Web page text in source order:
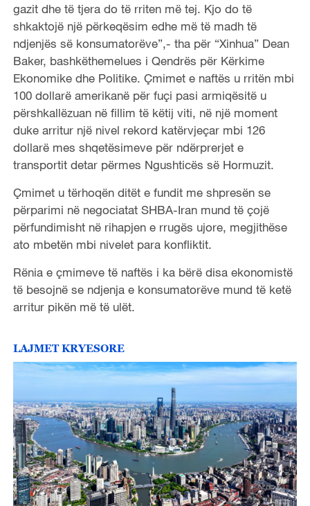
gazit dhe të tjera do të rriten më tej. Kjo do të
shkaktojë një përkeqësim edhe më të madh të
ndjenjës së konsumatorëve”,- tha për “Xinhua” Dean
Baker, bashkëthemelues i Qendrës për Kërkime
Ekonomike dhe Politike. Çmimet e naftës u rritën mbi
100 dollarë amerikanë për fuçi pasi armiqësitë u
përshkallëzuan në fillim të këtij viti, në një moment
duke arritur një nivel rekord katërvjeçar mbi 126
dollarë mes shqetësimeve për ndërprerjet e
transportit detar përmes Ngushticës së Hormuzit.
Çmimet u tërhoqën ditët e fundit me shpresën se
përparimi në negociatat SHBA-Iran mund të çojë
përfundimisht në rihapjen e rrugës ujore, megjithëse
ato mbetën mbi nivelet para konfliktit.
Rënia e çmimeve të naftës i ka bërë disa ekonomistë
të besojnë se ndjenja e konsumatorëve mund të ketë
arritur pikën më të ulët.
LAJMET KRYESORE